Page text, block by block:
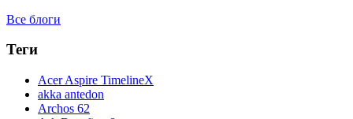
Все блоги
Теги
Acer Aspire TimelineX
akka antedon
Archos 62